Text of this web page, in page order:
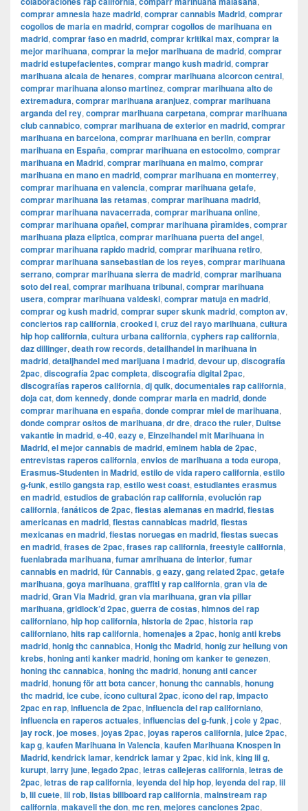
comprar amnesia haze madrid, comprar cannabis Madrid, comprar
cogollos de maria en madrid, comprar cogollos de marihuana en
madrid, comprar faso en madrid, comprar kritikal max, comprar la
mejor marihuana, comprar la mejor marihuana de madrid, comprar
madrid estupefacientes, comprar mango kush madrid, comprar
marihuana alcala de henares, comprar marihuana alcorcon central,
comprar marihuana alonso martinez, comprar marihuana alto de
extremadura, comprar marihuana aranjuez, comprar marihuana
arganda del rey, comprar marihuana carpetana, comprar marihuana
club cannabico, comprar marihuana de exterior en madrid, comprar
marihuana en barcelona, comprar marihuana en berlin, comprar
marihuana en España, comprar marihuana en estocolmo, comprar
marihuana en Madrid, comprar marihuana en malmo, comprar
marihuana en mano en madrid, comprar marihuana en monterrey,
comprar marihuana en valencia, comprar marihuana getafe,
comprar marihuana las retamas, comprar marihuana madrid,
comprar marihuana navacerrada, comprar marihuana online,
comprar marihuana opañel, comprar marihuana pìramides, comprar
marihuana plaza eliptica, comprar marihuana puerta del angel,
comprar marihuana rapido madrid, comprar marihuana retiro,
comprar marihuana sansebastian de los reyes, comprar marihuana
serrano, comprar marihuana sierra de madrid, comprar marihuana
soto del real, comprar marihuana tribunal, comprar marihuana
usera, comprar marihuana valdeski, comprar matuja en madrid,
comprar og kush madrid, comprar super skunk madrid, compton av,
conciertos rap california, crooked i, cruz del rayo marihuana, cultura
hip hop california, cultura urbana california, cyphers rap california,
daz dillinger, death row records, detailhandel in marihuana in
madrid, detaljhandel med marijuana i madrid, devour up, discografía
2pac, discografía 2pac completa, discografía digital 2pac,
discografías raperos california, dj quik, documentales rap california,
doja cat, dom kennedy, donde comprar maria en madrid, donde
comprar marihuana en españa, donde comprar miel de marihuana,
donde comprar ositos de marihuana, dr dre, draco the ruler, Duitse
vakantie in madrid, e-40, eazy e, Einzelhandel mit Marihuana in
Madrid, el mejor cannabis de madrid, eminem habla de 2pac,
entrevistas raperos california, envios de marihuana a toda europa,
Erasmus-Studenten in Madrid, estilo de vida rapero california, estilo
g-funk, estilo gangsta rap, estilo west coast, estudiantes erasmus
en madrid, estudios de grabación rap california, evolución rap
california, fanáticos de 2pac, fiestas alemanas en madrid, fiestas
americanas en madrid, fiestas cannabicas madrid, fiestas
mexicanas en madrid, fiestas noruegas en madrid, fiestas suecas
en madrid, frases de 2pac, frases rap california, freestyle california,
fuenlabrada marihuana, fumar amrihuana de interior, fumar
cannabis en madrid, für Cannabis, g eazy, gang related 2pac, getafe
marihuana, goya marihuana, graffiti y rap california, gran via de
madrid, ​​Gran Via Madrid, gran via marihuana, gran via pillar
marihuana, gridlock’d 2pac, guerra de costas, himnos del rap
californiano, hip hop california, historia de 2pac, historia rap
californiano, hits rap california, homenajes a 2pac, honig anti krebs
madrid, honig thc cannabica, Honig thc Madrid, honig zur heilung von
krebs, honing anti kanker madrid, honing om kanker te genezen,
honing thc cannabica, honing thc madrid, honung anti cancer
madrid, honung för att bota cancer, honung thc cannabis, honung
thc madrid, ice cube, ícono cultural 2pac, ícono del rap, impacto
2pac en rap, influencia de 2pac, influencia del rap californiano,
influencia en raperos actuales, influencias del g-funk, j cole y 2pac,
jay rock, joe moses, joyas 2pac, joyas raperos california, juice 2pac,
kap g, kaufen Marihuana in Valencia, kaufen Marihuana Knospen in
Madrid, kendrick lamar, kendrick lamar y 2pac, kid ink, king lil g,
kurupt, larry june, legado 2pac, letras callejeras california, letras de
2pac, letras de rap california, leyenda del hip hop, leyenda del rap, lil
b, lil cuete, lil rob, listas billboard rap california, mainstream rap
california, makaveli the don, mc ren, mejores canciones 2pac,